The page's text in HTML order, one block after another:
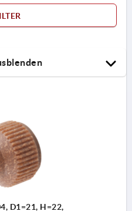
D1=21, H=22,